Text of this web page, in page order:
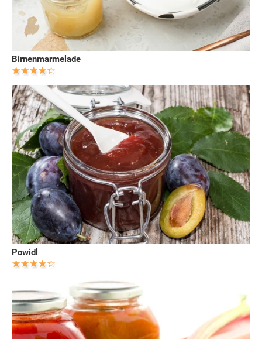
Birnenmarmelade
Powidl